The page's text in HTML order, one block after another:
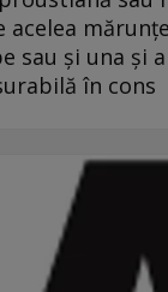
acelea
sau şi una şi
în cons